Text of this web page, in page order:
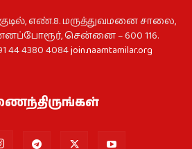
எண்.8. மருத்துவமனை சாலை,
சென்னை – 600 116.
4380 4084join.naamtamilar.org